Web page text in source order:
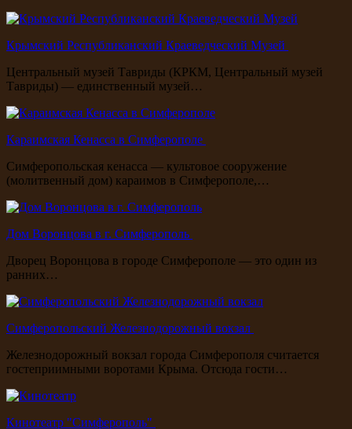
Крымский Республиканский Краеведческий Музей
Центральный музей Тавриды (КРКМ, Центральный музей
Тавриды) — единственный музей…
Караимская Кенасса в Симферополе
Симферопольская кенасса — культовое сооружение
(молитвенный дом) караимов в Симферополе,…
Дом Воронцова в г. Симферополь
Дворец Воронцова в городе Симферополе — это один из
ранних…
Симферопольский Железнодорожный вокзал
Железнодорожный вокзал города Симферополя считается
гостеприимными воротами Крыма. Отсюда гости…
Кинотеатр "Симферополь"